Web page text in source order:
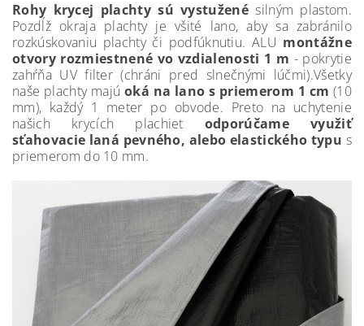
Rohy krycej plachty sú vystuženésilným plastom.
Pozdĺž okraja plachty je všité lano, aby sa zabránilo
rozkúskovaniu plachty či podfúknutiu. ALU montážne
otvory rozmiestnené vo vzdialenosti 1 m - pokrytie
zahŕňa UV filter (chráni pred slnečnými lúčmi).Všetky
naše plachty majú oká na lano s priemerom 1 cm (10
mm), každý 1 meter po obvode. Preto na uchytenie
našich krycích plachiet odporúčame využiť
sťahovacie laná pevného, alebo elastického typu s
priemerom do 10 mm.